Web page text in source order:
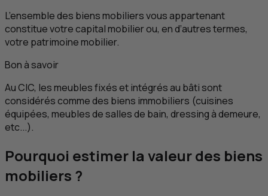
L’ensemble des biens mobiliers vous appartenant
constitue votre capital mobilier ou, en d’autres termes,
votre patrimoine mobilier.
Bon à savoir
AuCIC, les meubles fixés et intégrés au bâti sont
considérés comme des biens immobiliers (cuisines
équipées, meubles de salles de bain, dressing à demeure,
etc...).
Pourquoi estimer la valeur des biens
mobiliers ?